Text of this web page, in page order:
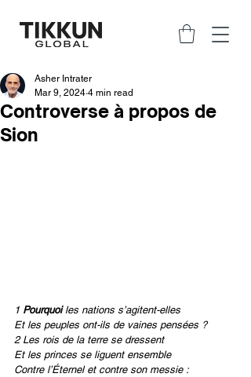
Controverse à propos de
Sion
Asher Intrater
Mar 9, 2024 4 min read
1 Pourquoi les nations s’agitent-elles
Et les peuples ont-ils de vaines pensées ?
2 Les rois de la terre se dressent
Et les princes se liguent ensemble
Contre l’Éternel et contre son messie :